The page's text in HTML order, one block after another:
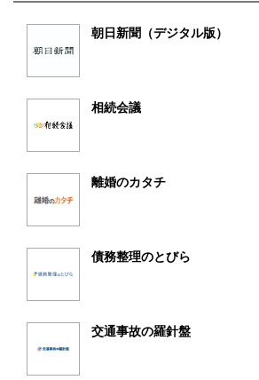
朝日新聞（デジタル版）
相続会議
離婚のカタチ
債務整理のとびら
交通事故の羅針盤